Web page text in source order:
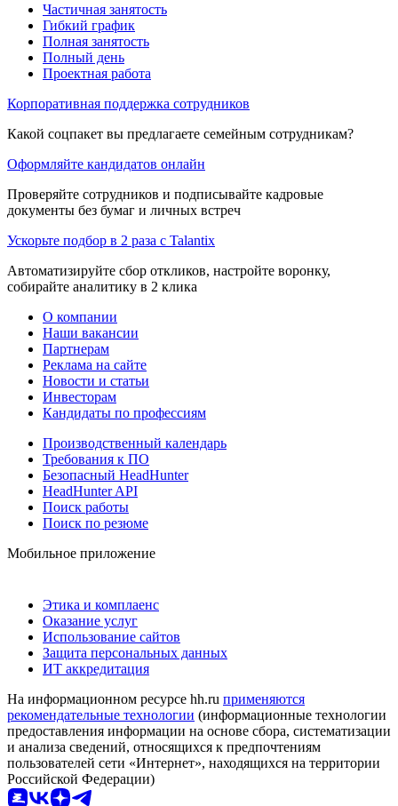
Частичная занятость
Гибкий график
Полная занятость
Полный день
Проектная работа
Корпоративная поддержка сотрудников
Какой соцпакет вы предлагаете семейным сотрудникам?
Оформляйте кандидатов онлайн
Проверяйте сотрудников и подписывайте кадровые
документы без бумаг и личных встреч
Ускорьте подбор в 2 раза с Talantix
Автоматизируйте сбор откликов, настройте воронку,
собирайте аналитику в 2 клика
О компании
Наши вакансии
Партнерам
Реклама на сайте
Новости и статьи
Инвесторам
Кандидаты по профессиям
Производственный календарь
Требования к ПО
Безопасный HeadHunter
HeadHunter API
Поиск работы
Поиск по резюме
Мобильное приложение
Этика и комплаенс
Оказание услуг
Использование сайтов
Защита персональных данных
ИТ аккредитация
На информационном ресурсе hh.ru применяются
рекомендательные технологии (информационные технологии
предоставления информации на основе сбора, систематизации
и анализа сведений, относящихся к предпочтениям
пользователей сети «Интернет», находящихся на территории
Российской Федерации)